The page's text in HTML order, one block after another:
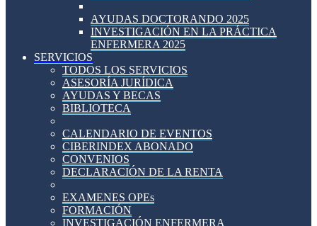
AYUDAS DOCTORANDO 2025
INVESTIGACIÓN EN LA PRÁCTICA
ENFERMERA 2025
SERVICIOS
TODOS LOS SERVICIOS
ASESORÍA JURÍDICA
AYUDAS Y BECAS
BIBLIOTECA
CALENDARIO DE EVENTOS
CIBERINDEX ABONADO
CONVENIOS
DECLARACIÓN DE LA RENTA
EXAMENES OPEs
FORMACIÓN
INVESTIGACIÓN ENFERMERA